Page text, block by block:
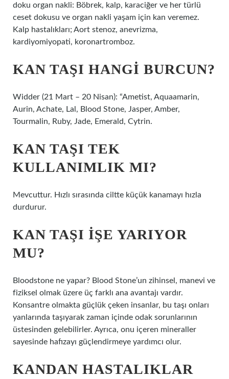
doku organ nakli: Böbrek, kalp, karaciğer ve her türlü
ceset dokusu ve organ nakli yaşam için kan veremez.
Kalp hastalıkları; Aort stenoz, anevrizma,
kardiyomiyopati, koronartromboz.
KAN TAŞI HANGI BURCUN?
Widder (21 Mart – 20 Nisan): “Ametist, Aquaamarin,
Aurin, Achate, Lal, Blood Stone, Jasper, Amber,
Tourmalin, Ruby, Jade, Emerald, Cytrin.
KAN TAŞI TEK
KULLANIMLIK MI?
Mevcuttur. Hızlı sırasında ciltte küçük kanamayı hızla
durdurur.
KAN TAŞI IŞE YARIYOR
MU?
Bloodstone ne yapar? Blood Stone’un zihinsel, manevi ve
fiziksel olmak üzere üç farklı ana avantajı vardır.
Konsantre olmakta güçlük çeken insanlar, bu taşı onları
yanlarında taşıyarak zaman içinde odak sorunlarının
üstesinden gelebilirler. Ayrıca, onu içeren mineraller
sayesinde hafızayı güçlendirmeye yardımcı olur.
KANDAN HASTALIKLAR